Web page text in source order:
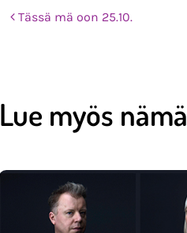
Post navigation
Tässä mä oon 25.10.
Lue myös nämä